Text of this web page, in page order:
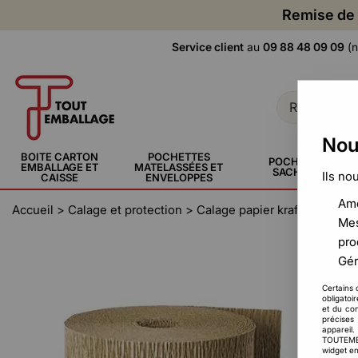
Remise
Service client au 09 88 48 09 09
BOITE CARTON
EMBALLAGE ET
CAISSE
POCHETTES
MATELASSÉES ET
ENVELOPPES
POCHETTE,
SACHERIE
Accueil > Calage et protection > Calage papier kraft et
Ils
Certains
et du
widget